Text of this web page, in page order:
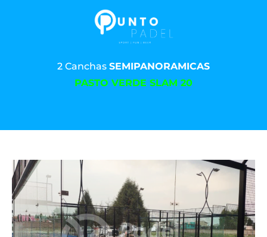
2 Canchas SEMIPANORAMICAS
PASTO VERDE SLAM 20